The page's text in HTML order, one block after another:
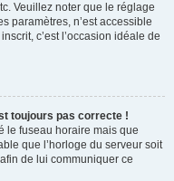
Veuillez noter que le réglage
paramètres, n’est accessible
c’est l’occasion idéale de
toujours pas correcte !
le fuseau horaire mais que
que l’horloge du serveur soit
de lui communiquer ce